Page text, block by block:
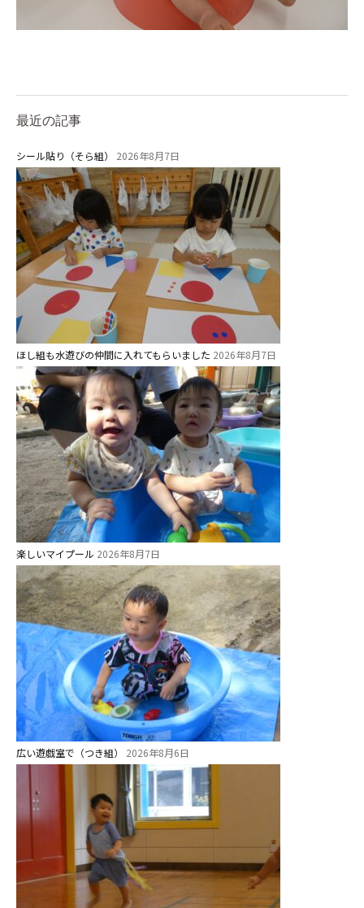
最近の記事
シール貼り（そら組） 2026年8月7日
ほし組も水遊びの仲間に入れてもらいました 2026年8月7日
楽しいマイプール 2026年8月7日
広い遊戯室で（つき組） 2026年8月6日